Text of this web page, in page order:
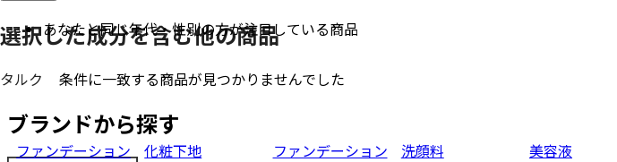
選択した成分を含む他の商品
タルク
ファンデーション
化粧下地
ファンデーション
洗顔料
美容液
あなたと同じ年代・性別の方が注目している商品
条件に一致する商品が見つかりませんでした
ブランドから探す